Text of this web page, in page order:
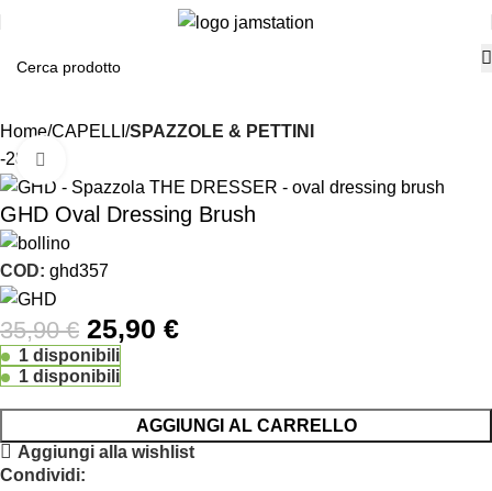
Home CAPELLI SPAZZOLE & PETTINI
-28%
GHD Oval Dressing Brush
COD: ghd357
35,90€ 25,90 €
1 disponibili
1 disponibili
AGGIUNGI AL CARRELLO
Aggiungi alla wishlist
Condividi: